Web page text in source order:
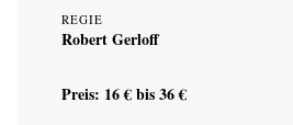
REGIE
Robert Gerloff
Preis: 16 € bis 36 €